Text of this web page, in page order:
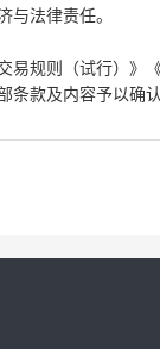
与法律责任。
规则（试行）》
条款及内容予以确